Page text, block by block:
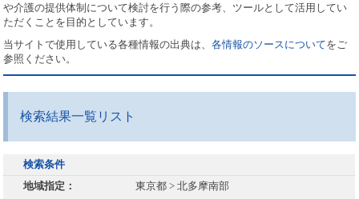
や介護の提供体制について検討を行う際の参考、ツールとして活用してい
ただくことを目的としています。
当サイトで使用している各種情報の出典は、各情報のソースについてをご
参照ください。
検索結果一覧リスト
検索条件
地域指定：
東京都 > 北多摩南部